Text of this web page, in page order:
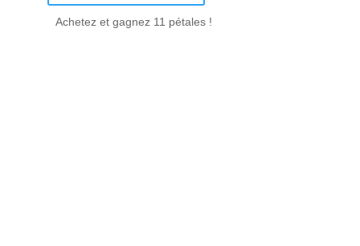
Achetez et gagnez 11 pétales !